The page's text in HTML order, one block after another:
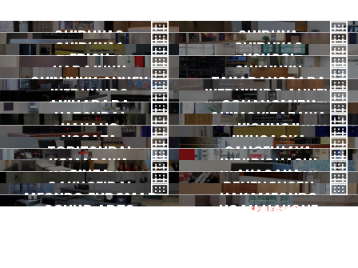
SHIBUYA3
渋谷3号
2026.07 OPEN
SHIBUYA
渋谷本店
SHIBUYA1
渋谷1号
SHIBUYA2
渋谷2号
EBISU
恵比寿
YOYOGI
代々木
HARAJUKU
原宿
SHINJUKU
新宿
SHINJUKU ANNEX
新宿ANNEX
TAKADANOBABA
高田馬場
IKEBUKURO
池袋
IKEBUKURO ANNEX
池袋ANNEX
AKIHABARA
秋葉原
OCHANOMIZU
御茶ノ水
HATSUDAI
初台
SHIMOKITAZAWA
下北沢
NAKANO
中野
KICHIJOJI
吉祥寺
NOGATA
野方
JIYUGAOKA
自由が丘
TORITSUDAI
都立大
SANGENJAYA
三軒茶屋
KOMAZAWA
駒沢
IKEJIRIOHASHI
池尻大橋
一時閉店中
GINZA
銀座
AKASAKA
赤坂
GAKUGEIDAI
学芸大
DENENCHOFU
田園調布
MEGURO FUDOMAE NAKAMEGURO
SOUND ARTS NOAH HAKONE